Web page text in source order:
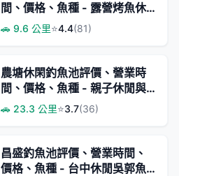
間、價格、魚種 - 露營烤魚休
閒釣場
🚗 9.6 公里⭐4.4(81)
農塘休閑釣魚池評價、營業時
間、價格、魚種 - 親子休閒與
美味現烤魚
🚗 23.3 公里⭐3.7(36)
昌盛釣魚池評價、營業時間、
價格、魚種 - 台中休閒吳郭魚